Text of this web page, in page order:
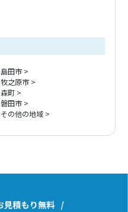
島田市
牧之原市
森町
磐田市
その他の地域